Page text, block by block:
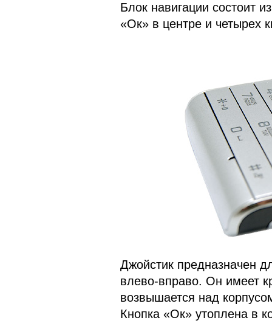
Блок навигации состоит
«Ок» в центре и четырех
Джойстик предназначен
влево-вправо. Он имеет
возвышается над
Кнопка «Ок» утоплена в